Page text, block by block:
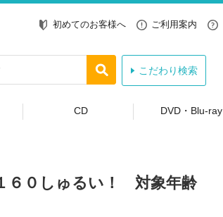
初めてのお客様へ ご利用案内
こだわり検索
CD DVD・Blu-ray
０しゅるい！ 対象年齢